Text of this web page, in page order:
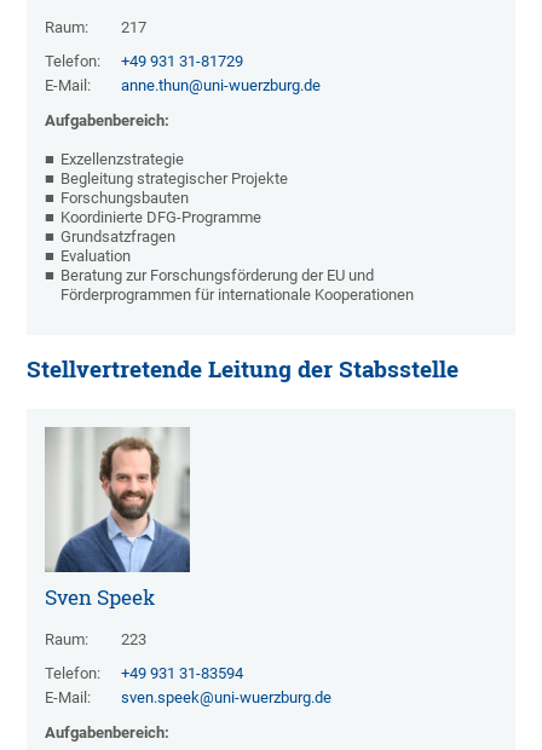
Raum:
217
Telefon:
+49 931 31-81729
E-Mail:
anne.thun@uni-wuerzburg.de
Aufgabenbereich:
Exzellenzstrategie
Begleitung strategischer Projekte
Forschungsbauten
Koordinierte DFG-Programme
Grundsatzfragen
Evaluation
Beratung zur Forschungsförderung der EU und
Förderprogrammen für internationale Kooperationen
Stellvertretende Leitung der Stabsstelle
Sven Speek
Raum:
223
Telefon:
+49 931 31-83594
E-Mail:
sven.speek@uni-wuerzburg.de
Aufgabenbereich: